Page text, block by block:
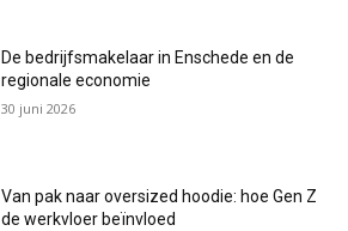
De bedrijfsmakelaar in Enschede en de
regionale economie
30 juni 2026
Van pak naar oversized hoodie: hoe Gen Z
de werkvloer beïnvloed